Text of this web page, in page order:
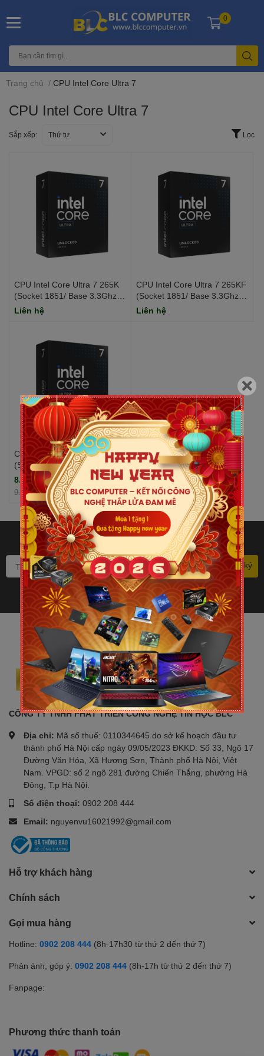
0
Trang chủ / CPU Intel Core Ultra 7
CPU Intel Core Ultra 7
Sắp xếp: Thứ tự Lọc
CPU Intel Core Ultra 7 265K
(Socket 1851/ Base 3.3Ghz/
Turbo 5.5GHz/ 20 Cores/ 20
Threads/ Cache 30MB)
Liên hệ
CPU Intel Core Ultra 7 265KF
(Socket 1851/ Base 3.3Ghz/
Turbo 5.5GHz/ 20 Cores/ 20
Threads/ Cache 30MB)
Liên hệ
CPU Intel Core Ultra 7 265
(Socket 1851/ Base 1.8Ghz/
Turbo 5.3GHz/ 20 Cores/ 20
Threads/ Cache 30MB)
8.999.000₫
9.145.000₫ -2%
Bạn muốn nhận khuyến mãi
đặc biệt? Đăng ký ngay.
Đăng ký
CÔNG TY TNHH PHÁT TRIỂN CÔNG NGHỆ TIN HỌC BLC
Địa chỉ: Mã số thuế: 0110344645 do sở kế hoạch đầu tư
thành phố Hà Nội cấp ngày 09/05/2023 ĐKKD: Số 33, Ngõ 17
Đường Văn Hóa, Xã Hương Sơn, Thành phố Hà Nội, Việt
Nam. VPGD: số 2 ngõ 281 đường Chiến Thắng, phường Hà
Đông, T.p Hà Nội.
Số điện thoại: 0902 208 444
Email: nguyenvu16021992@gmail.com
Hỗ trợ khách hàng
Chính sách
Gọi mua hàng
Hotline: 0902 208 444 (8h-17h30 từ thứ 2 đến thứ 7)
Phản ánh, góp ý: 0902 208 444 (8h-17h từ thứ 2 đến thứ 7)
Fanpage:
Phương thức thanh toán